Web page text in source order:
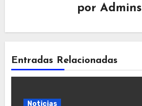
por Admins
Entradas Relacionadas
Noticias